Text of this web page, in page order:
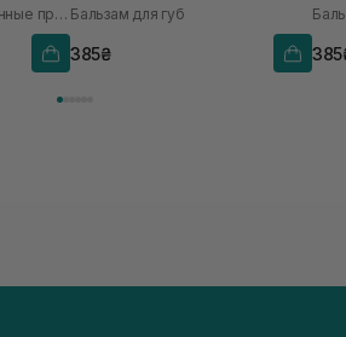
Бальзам для губ "Тыквенные пряности" Бальзам для губ
385₴